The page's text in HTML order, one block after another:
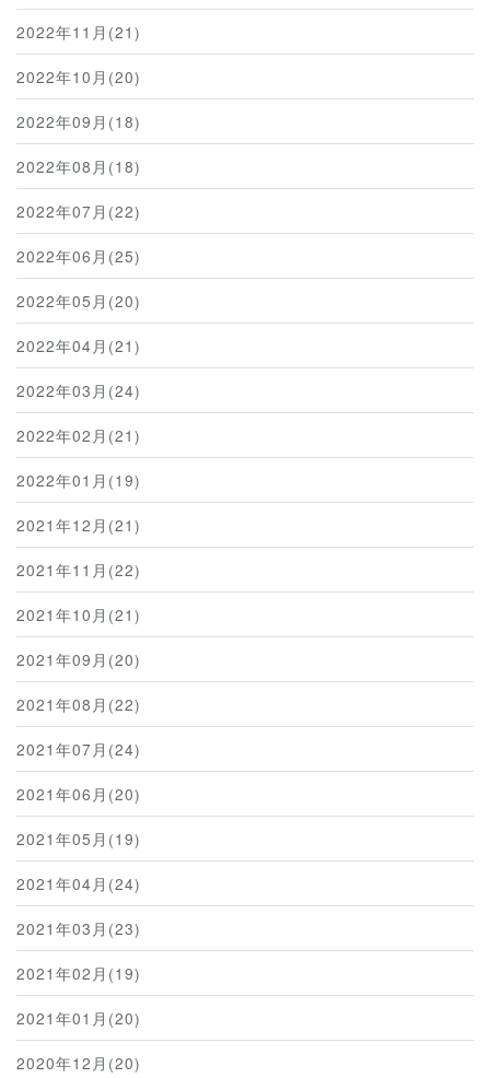
2022年11月(21)
2022年10月(20)
2022年09月(18)
2022年08月(18)
2022年07月(22)
2022年06月(25)
2022年05月(20)
2022年04月(21)
2022年03月(24)
2022年02月(21)
2022年01月(19)
2021年12月(21)
2021年11月(22)
2021年10月(21)
2021年09月(20)
2021年08月(22)
2021年07月(24)
2021年06月(20)
2021年05月(19)
2021年04月(24)
2021年03月(23)
2021年02月(19)
2021年01月(20)
2020年12月(20)